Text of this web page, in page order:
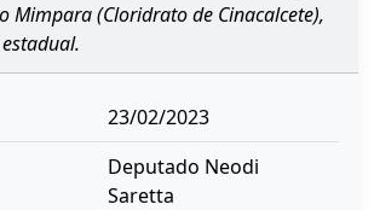
Mimpara (Cloridrato de Cinacalcete),
23/02/2023
Deputado Neodi
Saretta